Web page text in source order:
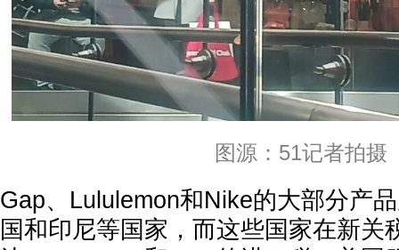
图源：51记者拍摄
Gap、Lululemon和Nike的大部分产
国和印尼等国家，而这些国家在新关